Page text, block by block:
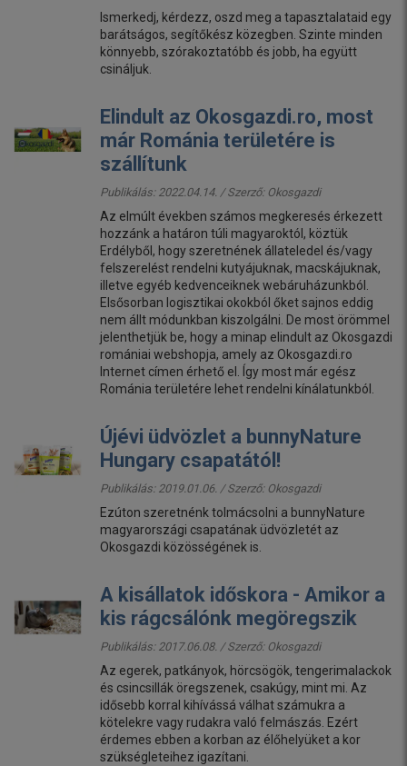
Ismerkedj, kérdezz, oszd meg a tapasztalataid egy
barátságos, segítőkész közegben. Szinte minden
könnyebb, szórakoztatóbb és jobb, ha együtt
csináljuk.
Elindult az Okosgazdi.ro, most
már Románia területére is
szállítunk
Publikálás: 2022.04.14. / Szerző: Okosgazdi
Az elmúlt években számos megkeresés érkezett
hozzánk a határon túli magyaroktól, köztük
Erdélyből, hogy szeretnének állateledel és/vagy
felszerelést rendelni kutyájuknak, macskájuknak,
illetve egyéb kedvenceiknek webáruházunkból.
Elsősorban logisztikai okokból őket sajnos eddig
nem állt módunkban kiszolgálni. De most örömmel
jelenthetjük be, hogy a minap elindult az Okosgazdi
romániai webshopja, amely az Okosgazdi.ro
Internet címen érhető el. Így most már egész
Románia területére lehet rendelni kínálatunkból.
Újévi üdvözlet a bunnyNature
Hungary csapatától!
Publikálás: 2019.01.06. / Szerző: Okosgazdi
Ezúton szeretnénk tolmácsolni a bunnyNature
magyarországi csapatának üdvözletét az
Okosgazdi közösségének is.
A kisállatok időskora - Amikor a
kis rágcsálónk megöregszik
Publikálás: 2017.06.08. / Szerző: Okosgazdi
Az egerek, patkányok, hörcsögök, tengerimalackok
és csincsillák öregszenek, csakúgy, mint mi. Az
idősebb korral kihívássá válhat számukra a
kötelekre vagy rudakra való felmászás. Ezért
érdemes ebben a korban az élőhelyüket a kor
szükségleteihez igazítani.